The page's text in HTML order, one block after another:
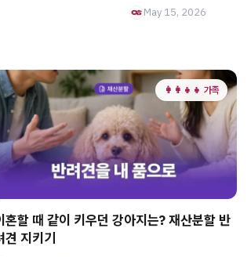
May 15, 2026
👩‍👩‍👧‍👧 가족
혼할 때 같이 키우던 강아지는? 재산분할 반
견 지키기